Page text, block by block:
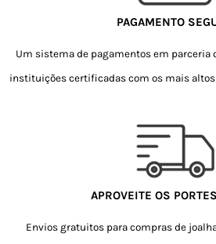
PAGAMENTO
Um sistema de pagamentos em parceria
instituições certificadas com os mais altos
APROVEITE OS
Envios gratuitos para compras de